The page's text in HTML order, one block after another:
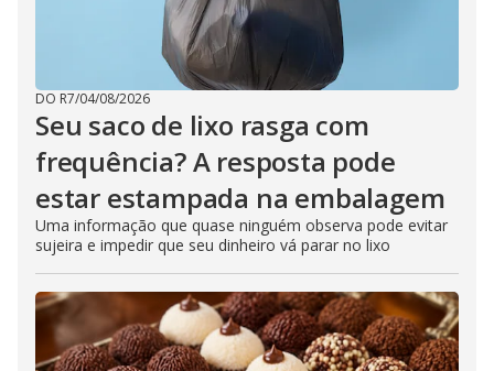
DO R7/04/08/2026
Seu saco de lixo rasga com
frequência? A resposta pode
estar estampada na embalagem
Uma informação que quase ninguém observa pode evitar
sujeira e impedir que seu dinheiro vá parar no lixo